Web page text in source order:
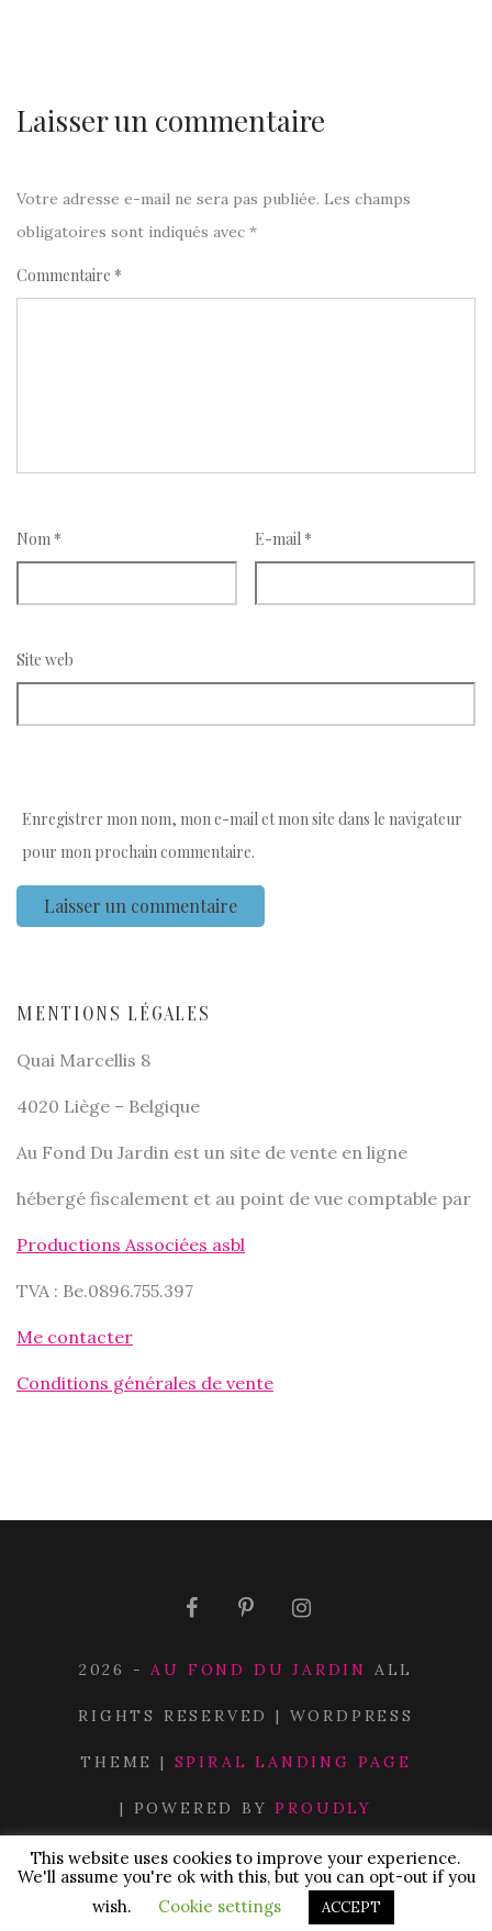
Laisser un commentaire
Votre adresse e-mail ne sera pas publiée. Les champs
obligatoires sont indiqués avec *
Commentaire *
Nom * E-mail *
Site web
Enregistrer mon nom, mon e-mail et mon site dans le navigateur
pour mon prochain commentaire.
MENTIONS LÉGALES
Quai Marcellis 8
4020 Liège – Belgique
Au Fond Du Jardin est un site de vente en ligne
hébergé fiscalement et au point de vue comptable par
Productions Associées asbl
TVA : Be.0896.755.397
Me contacter
Conditions générales de vente
2026 -AU FOND DU JARDIN ALL
RIGHTS RESERVED | WORDPRESS
THEME | SPIRAL LANDING PAGE
| POWERED BYPROUDLY
POWERED BY WORDPRESS
This website uses cookies to improve your experience.
We'll assume you're ok with this, but you can opt-out if you
wish.
Cookie settings ACCEPT